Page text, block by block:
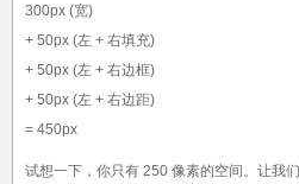
300px (宽)
+ 50px (左 + 右填充)
+ 50px (左 + 右边框)
+ 50px (左 + 右边距)
= 450px
试想一下，你只有 250 像素的空间。让我